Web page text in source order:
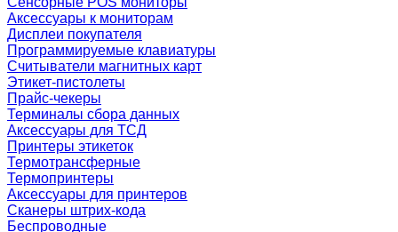
Аксессуары к мониторам
Дисплеи покупателя
Программируемые клавиатуры
Считыватели магнитных карт
Этикет-пистолеты
Прайс-чекеры
Терминалы сбора данных
Аксессуары для ТСД
Принтеры этикеток
Термотрансферные
Термопринтеры
Аксессуары для принтеров
Сканеры штрих-кода
Беспроводные